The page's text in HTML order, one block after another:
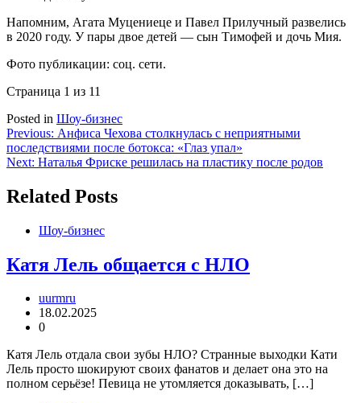
Напомним, Агата Муцениеце и Павел Прилучный развелись
в 2020 году. У пары двое детей — сын Тимофей и дочь Мия.
Фото публикации: соц. сети.
Страница 1 из 11
Posted in Шоу-бизнес
Навигация
по
Previous: Анфиса Чехова столкнулась с неприятными
последствиями после ботокса: «Глаз упал»
Next: Наталья Фриске решилась на пластику после родов
Related Posts
Шоу-бизнес
Катя Лель общается с НЛО
uurmru
18.02.2025
0
Катя Лель отдала свои зубы НЛО? Странные выходки Кати
Лель просто шокируют своих фанатов и делает она это на
полном серьёзе! Певица не утомляется доказывать, […]